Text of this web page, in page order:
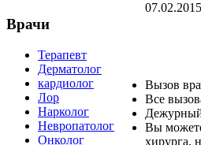
Врачи
Терапевт
Дерматолог
кардиолог
Лор
Нарколог
Невропатолог
Онколог
07.02.2015
Вызов
Все
Дежурный
Вы можете
хирурга,